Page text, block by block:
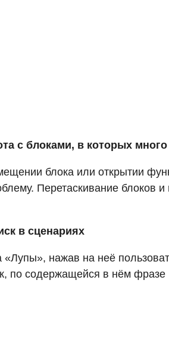
с блоками, в которых много
блока или открытии
Перетаскивание блоков
в сценариях
«Лупы», нажав на неё
по содержащейся в нём фразе